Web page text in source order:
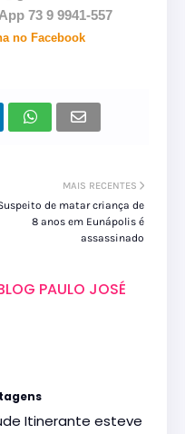
73 9 9941-557
no Facebook
MAIS RECENTES
de matar criança de
8 anos em Eunápolis é
assassinado
PAULO JOSÉ
Itinerante esteve